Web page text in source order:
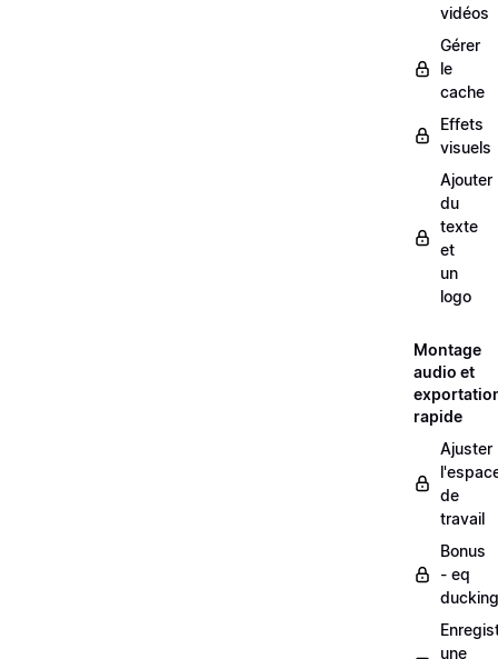
vidéos
Gérer
le
cache
Effets
visuels
Ajouter
du
texte
et
un
logo
Montage
audio et
rapide
Ajuster
de
travail
Bonus
- eq
ducking
une